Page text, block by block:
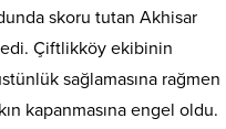
skoru tutan Akhisar
Çiftlikköy ekibinin
sağlamasına rağmen
kapanmasına engel oldu.